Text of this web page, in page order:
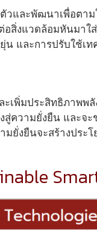
วและพัฒนาเพื่อตา
งแวดล้อมหันมาใส่
และการปรับใช้เ
เพิ่มประสิทธิภาพพ
ความยั่งยืน และจะ
ยั่งยืนจะสร้างประ